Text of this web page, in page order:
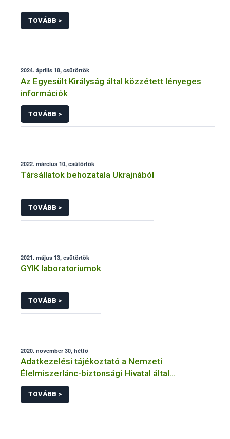
TOVÁBB >
2024. április 18, csütörtök
Az Egyesült Királyság által közzétett lényeges
információk
TOVÁBB >
2022. március 10, csütörtök
Társállatok behozatala Ukrajnából
TOVÁBB >
2021. május 13, csütörtök
GYIK laboratoriumok
TOVÁBB >
2020. november 30, hétfő
Adatkezelési tájékoztató a Nemzeti
Élelmiszerlánc-biztonsági Hivatal által
üzemeltetett élelmiszerlánc-felügyeleti
információs rendszerhez (FELIR) kapcsolódó
adatkezeléséhez
TOVÁBB >